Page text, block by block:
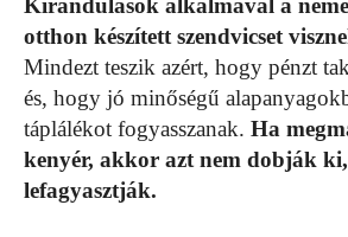
Kirándulások alkalmával a
otthon készített szendvicset
Mindezt teszik azért, hogy pénzt
és, hogy jó minőségű
táplálékot fogyasszanak. Ha
kenyér, akkor azt nem dobják
lefagyasztják.